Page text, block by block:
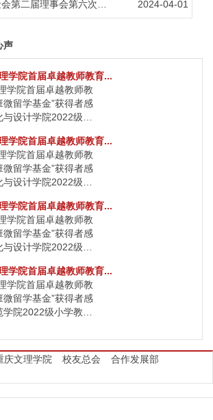
届理事会第六次会议的通知
2024-04-01
声
学院首届卓越教师教育...
学院首届卓越教师教
微留学基金”获得者感
设计学院2022级汉
学院首届卓越教师教育...
学院首届卓越教师教
微留学基金”获得者感
设计学院2022级汉
学院首届卓越教师教育...
学院首届卓越教师教
微留学基金”获得者感
设计学院2022级汉
学院首届卓越教师教育...
学院首届卓越教师教
微留学基金”获得者感
院2022级小学教育
庆文理学院 校友总会 合作发展部